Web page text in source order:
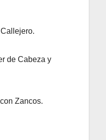
de Cabeza y
Zancos.